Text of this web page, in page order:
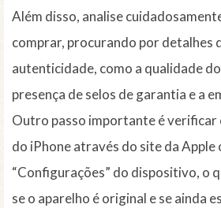
Além disso, analise
comprar, procurando por detalhes
autenticidade, como a qualidade
presença de selos de garantia e a
Outro passo importante é verificar
do iPhone através do site da Apple
“Configurações” do dispositivo, o
se o aparelho é original e se ainda